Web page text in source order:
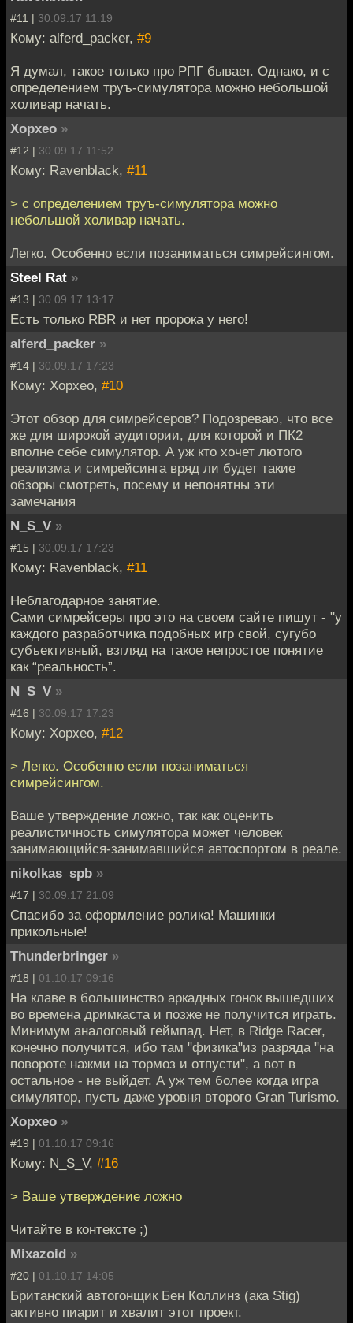
#11 | 30.09.17 11:19
Кому: alferd_packer, #9
Я думал, такое только про РПГ бывает. Однако, и с
определением труъ-симулятора можно небольшой
холивар начать.
Хорхео »
#12 | 30.09.17 11:52
Кому: Ravenblack, #11
> с определением труъ-симулятора можно
небольшой холивар начать.
Легко. Особенно если позаниматься симрейсингом.
Steel Rat »
#13 | 30.09.17 13:17
Есть только RBR и нет пророка у него!
alferd_packer »
#14 | 30.09.17 17:23
Кому: Хорхео, #10
Этот обзор для симрейсеров? Подозреваю, что все
же для широкой аудитории, для которой и ПК2
вполне себе симулятор. А уж кто хочет лютого
реализма и симрейсинга вряд ли будет такие
обзоры смотреть, посему и непонятны эти
замечания
N_S_V »
#15 | 30.09.17 17:23
Кому: Ravenblack, #11
Неблагодарное занятие.
Сами симрейсеры про это на своем сайте пишут - "у
каждого разработчика подобных игр свой, сугубо
субъективный, взгляд на такое непростое понятие
как “реальность”.
N_S_V »
#16 | 30.09.17 17:23
Кому: Хорхео, #12
> Легко. Особенно если позаниматься
симрейсингом.
Ваше утверждение ложно, так как оценить
реалистичность симулятора может человек
занимающийся-занимавшийся автоспортом в реале.
nikolkas_spb »
#17 | 30.09.17 21:09
Спасибо за оформление ролика! Машинки
прикольные!
Thunderbringer »
#18 | 01.10.17 09:16
На клаве в большинство аркадных гонок вышедших
во времена дримкаста и позже не получится играть.
Минимум аналоговый геймпад. Нет, в Ridge Racer,
конечно получится, ибо там "физика"из разряда "на
повороте нажми на тормоз и отпусти", а вот в
остальное - не выйдет. А уж тем более когда игра
симулятор, пусть даже уровня второго Gran Turismo.
Хорхео »
#19 | 01.10.17 09:16
Кому: N_S_V, #16
> Ваше утверждение ложно
Читайте в контексте ;)
Mixazoid »
#20 | 01.10.17 14:05
Британский автогонщик Бен Коллинз (ака Stig)
активно пиарит и хвалит этот проект.